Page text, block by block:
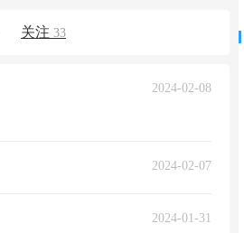
关注 33
2024-02-08
2024-02-07
2024-01-31